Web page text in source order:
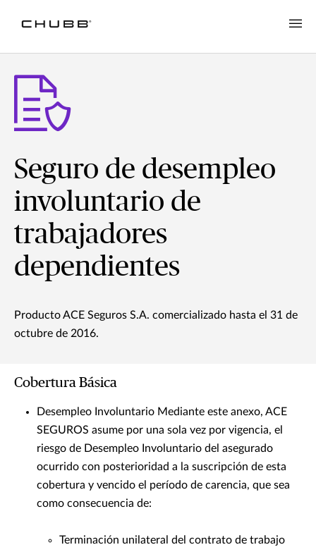
Seguro de desempleo
involuntario de
trabajadores
dependientes
Producto ACE Seguros S.A. comercializado hasta el 31 de
octubre de 2016.
Cobertura Básica
Desempleo Involuntario Mediante este anexo, ACE
SEGUROS asume por una sola vez por vigencia, el
riesgo de Desempleo Involuntario del asegurado
ocurrido con posterioridad a la suscripción de esta
cobertura y vencido el período de carencia, que sea
como consecuencia de:
Terminación unilateral del contrato de trabajo